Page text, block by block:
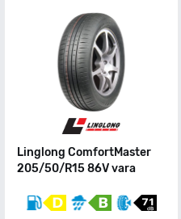
Linglong ComfortMaster
205/50/R15 86V vara